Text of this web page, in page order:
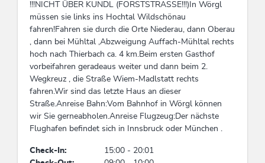
Betten & Zimmer
Ferienwohnung / en: 5, Doppelzimmer: 0, Bett /
en: 0, Mehrbettzimmer: 0
Eignung
Jugendliche, Familien, Gruppen, Rollstuhlfahrer,
Kinder, Senioren, Geschäftsreisende
Lage
!!!NICHT ÜBER KUNDL (FORSTSTRASSE!!!)In Wörgl
müssen sie links ins Hochtal Wildschönau
fahren!Fahren sie durch die Orte Niederau, dann Oberau
, dann bei Mühltal ,Abzweigung Auffach-Mühltal rechts
hoch nach Thierbach ca. 4 km.Beim ersten Gasthof
vorbeifahren geradeaus weiter und dann beim 2.
Wegkreuz , die Straße Wiem-Madlstatt rechts
fahren.Wir sind das letzte Haus an dieser
Straße.Anreise Bahn:Vom Bahnhof in Wörgl können
wir Sie gerneabholen.Anreise Flugzeug:Der nächste
Flughafen befindet sich in Innsbruck oder München .
Check-In:
15:00 - 20:01